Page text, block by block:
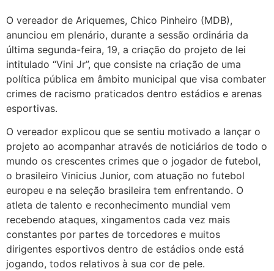
O vereador de Ariquemes, Chico Pinheiro (MDB),
anunciou em plenário, durante a sessão ordinária da
última segunda-feira, 19, a criação do projeto de lei
intitulado “Vini Jr”, que consiste na criação de uma
política pública em âmbito municipal que visa combater
crimes de racismo praticados dentro estádios e arenas
esportivas.
O vereador explicou que se sentiu motivado a lançar o
projeto ao acompanhar através de noticiários de todo o
mundo os crescentes crimes que o jogador de futebol,
o brasileiro Vinicius Junior, com atuação no futebol
europeu e na seleção brasileira tem enfrentando. O
atleta de talento e reconhecimento mundial vem
recebendo ataques, xingamentos cada vez mais
constantes por partes de torcedores e muitos
dirigentes esportivos dentro de estádios onde está
jogando, todos relativos à sua cor de pele.